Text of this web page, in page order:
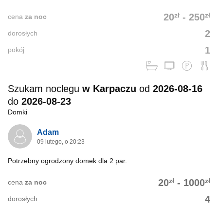
20zł - 250zł
cena za noc
2
dorosłych
1
pokój
Szukam noclegu w Karpaczu od 2026-08-16
do 2026-08-23
Domki
Adam
09 lutego, o 20:23
Potrzebny ogrodzony domek dla 2 par.
20zł - 1000zł
cena za noc
4
dorosłych